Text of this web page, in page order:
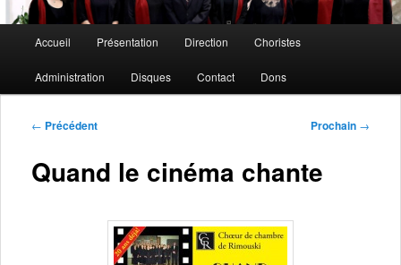
principal
Accueil Présentation Direction Choristes
Administration Disques Contact Dons
Navigation
l'article
← Précédent Prochain →
Quand le cinéma chante